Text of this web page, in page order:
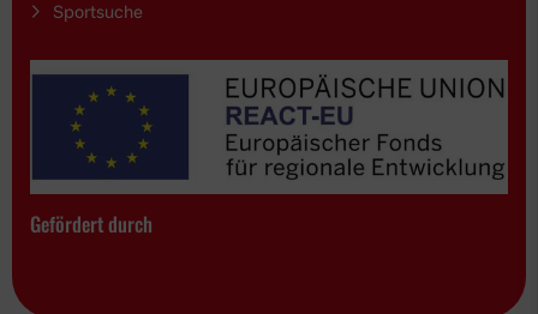
Sportsuche
Gefördert durch